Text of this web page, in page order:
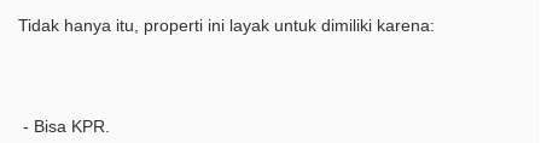
Tidak hanya itu, properti ini layak untuk dimiliki karena:
- Bisa KPR.